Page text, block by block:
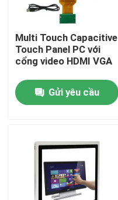
Tham quan nhà máy
Kiểm soát chất lượng
Liên hệ chúng tôi
Bảng hiển thị cảm ứng
Multi Touch Capacitive
Touch Panel PC với
cổng video HDMI VGA
Gửi yêu cầu